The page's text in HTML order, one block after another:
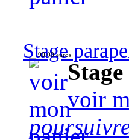
Stage
90,00 euros
voir